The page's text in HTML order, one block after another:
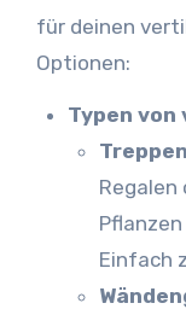
für deinen
Optionen:
Typen
Regalen
Einfach